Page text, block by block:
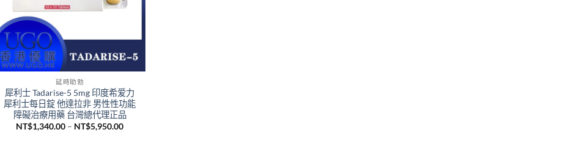
+
延時助勃
犀利士 Tadarise-5 5mg 印度希爱力
犀利士每日錠 他達拉非 男性性功能
障礙治療用藥 台灣總代理正品
NT$1,340.00 – NT$5,950.00價